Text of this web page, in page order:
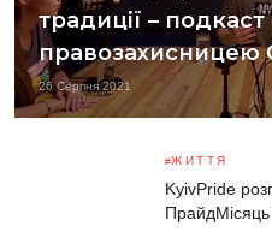
традиції – подкаст
26 Серпня 2021
ЖИТТЯ
KyivPride
ПрайдМісяць